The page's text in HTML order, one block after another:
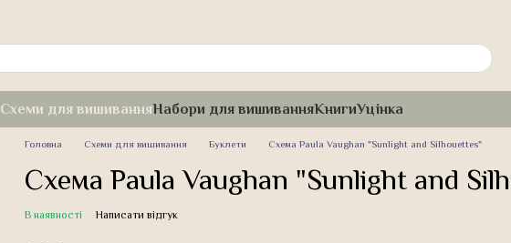
Схеми для вишиванняНабори для вишиванняКнигиУцінка
Головна Схеми для вишивання Буклети Схема Paula Vaughan "Sunlight and Silhouettes"
Схема Paula Vaughan "Sunlight and
В наявності Написати відгук